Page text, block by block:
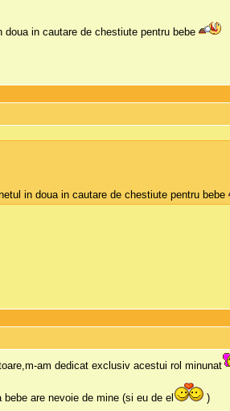
doua in cautare de chestiute pentru bebe
in doua in cautare de chestiute pentru bebe
am dedicat exclusiv acestui rol minunat
are nevoie de mine (si eu de el
)